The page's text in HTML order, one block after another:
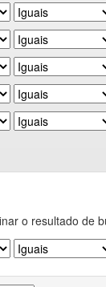
o resultado de